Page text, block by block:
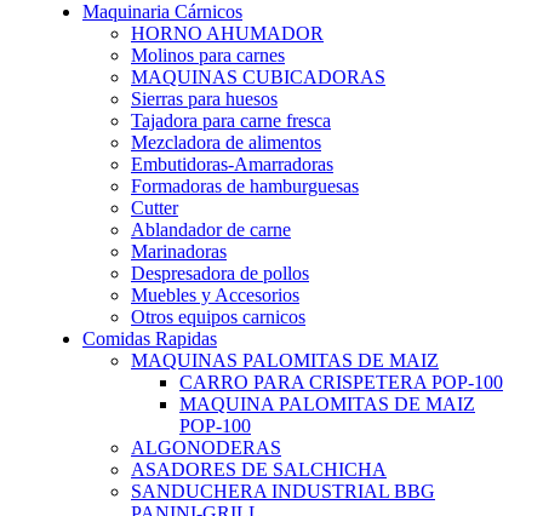
Maquinaria Cárnicos
HORNO AHUMADOR
Molinos para carnes
MAQUINAS CUBICADORAS
Sierras para huesos
Tajadora para carne fresca
Mezcladora de alimentos
Embutidoras-Amarradoras
Formadoras de hamburguesas
Cutter
Ablandador de carne
Marinadoras
Despresadora de pollos
Muebles y Accesorios
Otros equipos carnicos
Comidas Rapidas
MAQUINAS PALOMITAS DE MAIZ
CARRO PARA CRISPETERA POP-100
MAQUINA PALOMITAS DE MAIZ
POP-100
ALGONODERAS
ASADORES DE SALCHICHA
SANDUCHERA INDUSTRIAL BBG